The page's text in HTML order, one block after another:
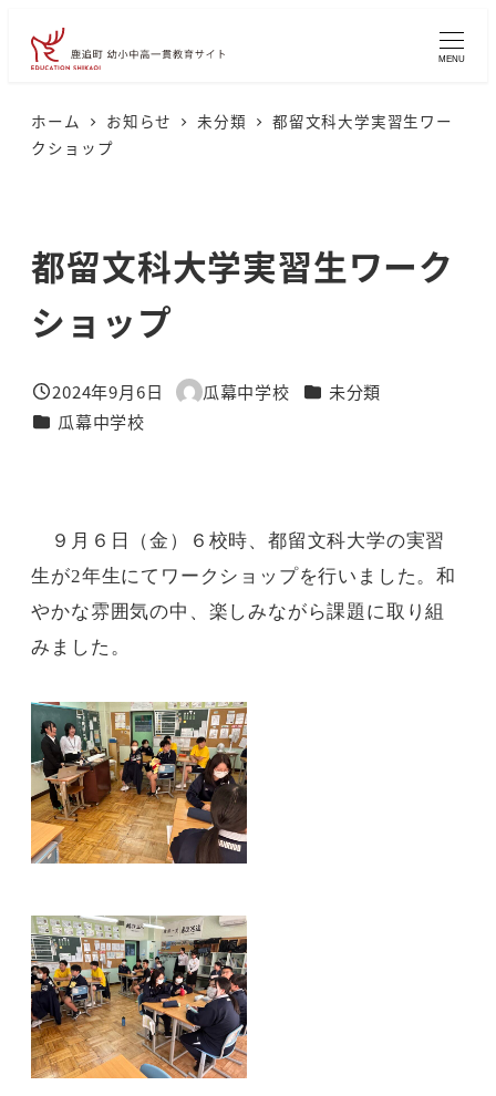
MENU
ホーム お知らせ 未分類
都留文科大学実習生ワー
クショップ
都留文科大学実習生ワーク
ショップ
投稿日
2024年9月6日
著
瓜幕中学校 カテゴリー
未分類
カテゴリー
瓜幕中学校
９月６日（金）６校時、都留文科大学の実習
生が2年生にてワークショップを行いました。和
やかな雰囲気の中、楽しみながら課題に取り組
みました。